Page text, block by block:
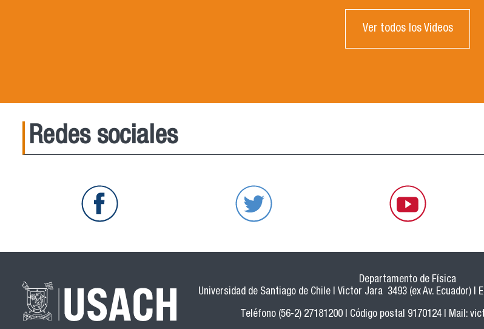
Ver todos los Videos
Redes sociales
Departamento de Física
Universidad de Santiago de Chile | Victor Jara 3493 (ex Av. Ecuador) |
Teléfono (56-2) 27181200 | Código postal 9170124 | Mail: